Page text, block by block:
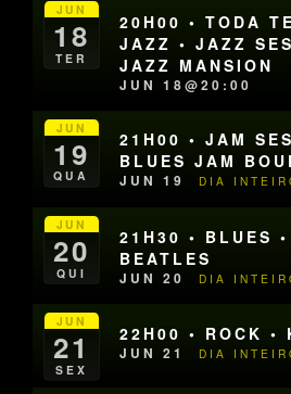
JUN
18
TER
20H00 • TODA
JAZZ • JAZZ
JAZZ MANSION
JUN 18@20:00
JUN
19
QUA
21H00 • JAM
BLUES JAM
JUN 19 DIA
JUN
20
QUI
21H30 • BLUES
BEATLES
JUN 20 DIA
JUN
21
SEX
22H00 • ROCK •
JUN 21 DIA